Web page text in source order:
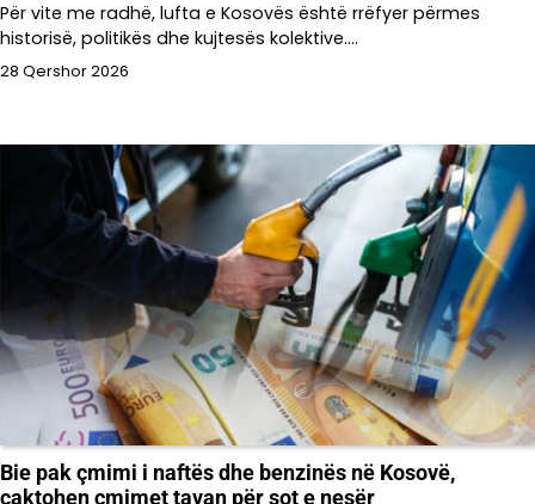
Për vite me radhë, lufta e Kosovës është rrëfyer përmes
historisë, politikës dhe kujtesës kolektive.…
28 Qershor 2026
Bie pak çmimi i naftës dhe benzinës në Kosovë,
caktohen çmimet tavan për sot e nesër